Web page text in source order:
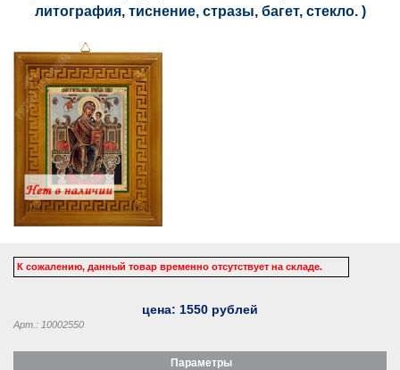
литография, тиснение, стразы, багет, стекло. )
К сожалению, данный товар временно отсутствует на складе.
цена: 1550 рублей
Арт.: 10002550
Параметры